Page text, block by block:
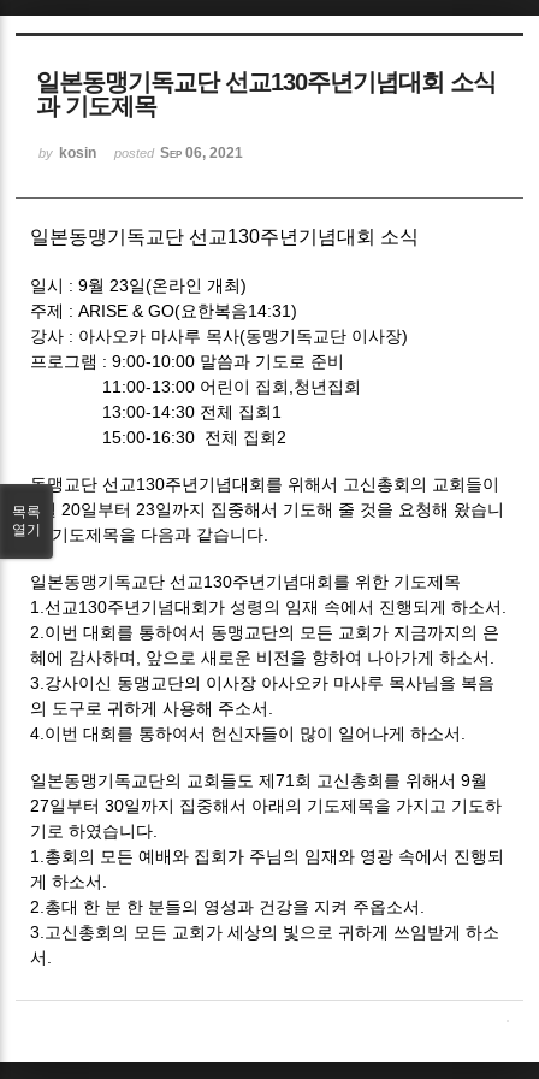
일본동맹기독교단 선교130주년기념대회 소식
과 기도제목
by kosin posted Sep 06, 2021
일본동맹기독교단 선교130주년기념대회 소식
일시 : 9월 23일(온라인 개최)
주제 : ARISE & GO(요한복음14:31)
강사 : 아사오카 마사루 목사(동맹기독교단 이사장)
프로그램 : 9:00-10:00 말씀과 기도로 준비
11:00-13:00 어린이 집회,청년집회
13:00-14:30 전체 집회1
15:00-16:30 전체 집회2
동맹교단 선교130주년기념대회를 위해서 고신총회의 교회들이
9월 20일부터 23일까지 집중해서 기도해 줄 것을 요청해 왔습니
다.기도제목을 다음과 같습니다.
일본동맹기독교단 선교130주년기념대회를 위한 기도제목
1.선교130주년기념대회가 성령의 임재 속에서 진행되게 하소서.
2.이번 대회를 통하여서 동맹교단의 모든 교회가 지금까지의 은
혜에 감사하며, 앞으로 새로운 비전을 향하여 나아가게 하소서.
3.강사이신 동맹교단의 이사장 아사오카 마사루 목사님을 복음
의 도구로 귀하게 사용해 주소서.
4.이번 대회를 통하여서 헌신자들이 많이 일어나게 하소서.
일본동맹기독교단의 교회들도 제71회 고신총회를 위해서 9월
27일부터 30일까지 집중해서 아래의 기도제목을 가지고 기도하
기로 하였습니다.
1.총회의 모든 예배와 집회가 주님의 임재와 영광 속에서 진행되
게 하소서.
2.총대 한 분 한 분들의 영성과 건강을 지켜 주옵소서.
3.고신총회의 모든 교회가 세상의 빛으로 귀하게 쓰임받게 하소
서.
목록
열기
Sketchbook5, 스케치북5
Sketchbook5, 스케치북5